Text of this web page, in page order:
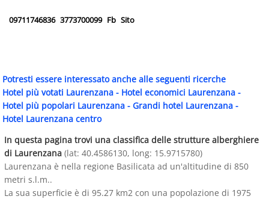
09711746836 3773700099 Fb Sito
Potresti essere interessato anche alle seguenti ricerche
Hotel più votati Laurenzana - Hotel economici Laurenzana -
Hotel più popolari Laurenzana - Grandi hotel Laurenzana -
Hotel Laurenzana centro
In questa pagina trovi una classifica delle strutture alberghiere
di Laurenzana (lat: 40.4586130, long: 15.9715780)
Laurenzana è nella regione Basilicata ad un'altitudine di 850
metri s.l.m..
La sua superficie è di 95.27 km2 con una popolazione di 1975